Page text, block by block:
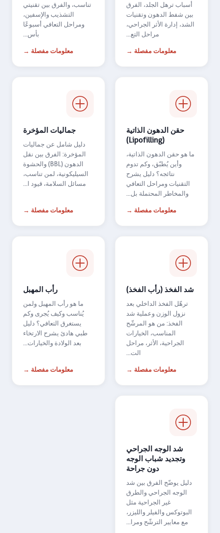
أسباب ترهل الجلد، الفرق
بين شفط الدهون وتقنيات
الشد، إدارة الأثر الجراحي،
مراحل التع...
معلومات مفصلة →
تناسب، والفرق بين تقنيتي
التشذيب والإسفين،
ومراحل التعافي أسبوعًا
بأس...
معلومات مفصلة →
حقن الدهون الذاتية
(Lipofilling)
ما هو حقن الدهون الذاتية،
وأين يُطبّق، وكم تدوم
نتائجه؟ دليل يشرح
التقنيات ومراحل التعافي
والمخاطر المحتملة بل...
معلومات مفصلة →
جماليات المؤخرة
دليل شامل عن جماليات
المؤخرة: الفرق بين نقل
الدهون (BBL) والحشوة
السيليكونية، لمن تناسب،
مسائل السلامة، قيود ا...
معلومات مفصلة →
شد الفخذ (رأب الفخذ)
ترهّل الفخذ الداخلي بعد
نزول الوزن وعملية شد
الفخذ: من هو المرشّح
المناسب، الخيارات
الجراحية، الأثر، مراحل
الت...
معلومات مفصلة →
رأب المهبل
ما هو رأب المهبل ولمن
يُناسب وكيف يُجرى وكم
يستغرق التعافي؟ دليل
طبي هادئ يشرح الارتخاء
بعد الولادة والخيارات...
معلومات مفصلة →
شد الوجه الجراحي
وتجديد شباب الوجه
دون جراحة
دليل يوضّح الفرق بين شد
الوجه الجراحي والطرق
غير الجراحية مثل
البوتوكس والفيلر والليزر،
مع معايير الترشّح ومرا...